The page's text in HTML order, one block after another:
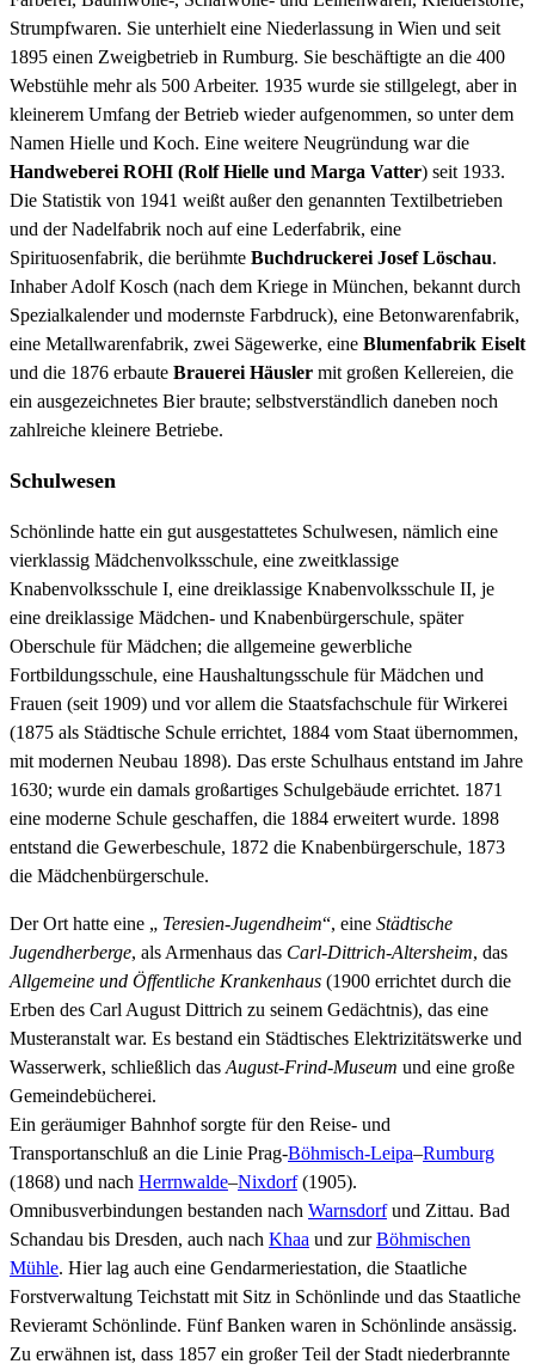
Strumpfwaren. Sie unterhielt eine Niederlassung in Wien und seit
1895 einen Zweigbetrieb in Rumburg. Sie beschäftigte an die 400
Webstühle mehr als 500 Arbeiter. 1935 wurde sie stillgelegt, aber in
kleinerem Umfang der Betrieb wieder aufgenommen, so unter dem
Namen Hielle und Koch. Eine weitere Neugründung war die
Handweberei ROHI (Rolf Hielle und Marga Vatter) seit 1933.
Die Statistik von 1941 weißt außer den genannten Textilbetrieben
und der Nadelfabrik noch auf eine Lederfabrik, eine
Spirituosenfabrik, die berühmte Buchdruckerei Josef Löschau.
Inhaber Adolf Kosch (nach dem Kriege in München, bekannt durch
Spezialkalender und modernste Farbdruck), eine Betonwarenfabrik,
eine Metallwarenfabrik, zwei Sägewerke, eine Blumenfabrik Eiselt
und die 1876 erbaute Brauerei Häusler mit großen Kellereien, die
ein ausgezeichnetes Bier braute; selbstverständlich daneben noch
zahlreiche kleinere Betriebe.
Schulwesen
Schönlinde hatte ein gut ausgestattetes Schulwesen, nämlich eine
vierklassig Mädchenvolksschule, eine zweitklassige
Knabenvolksschule I, eine dreiklassige Knabenvolksschule II, je
eine dreiklassige Mädchen- und Knabenbürgerschule, später
Oberschule für Mädchen; die allgemeine gewerbliche
Fortbildungsschule, eine Haushaltungsschule für Mädchen und
Frauen (seit 1909) und vor allem die Staatsfachschule für Wirkerei
(1875 als Städtische Schule errichtet, 1884 vom Staat übernommen,
mit modernen Neubau 1898). Das erste Schulhaus entstand im Jahre
1630; wurde ein damals großartiges Schulgebäude errichtet. 1871
eine moderne Schule geschaffen, die 1884 erweitert wurde. 1898
entstand die Gewerbeschule, 1872 die Knabenbürgerschule, 1873
die Mädchenbürgerschule.
Der Ort hatte eine „ Teresien-Jugendheim“, eine Städtische
Jugendherberge, als Armenhaus das Carl-Dittrich-Altersheim, das
Allgemeine und Öffentliche Krankenhaus (1900 errichtet durch die
Erben des Carl August Dittrich zu seinem Gedächtnis), das eine
Musteranstalt war. Es bestand ein Städtisches Elektrizitätswerke und
Wasserwerk, schließlich das August-Frind-Museum und eine große
Gemeindebücherei.
Ein geräumiger Bahnhof sorgte für den Reise- und
Transportanschluß an die Linie Prag-Böhmisch-Leipa–Rumburg
(1868) und nach Herrnwalde–Nixdorf(1905).
Omnibusverbindungen bestanden nach Warnsdorfund Zittau. Bad
Schandau bis Dresden, auch nach Khaa und zurBöhmischen
Mühle. Hier lag auch eine Gendarmeriestation, die Staatliche
Forstverwaltung Teichstatt mit Sitz in Schönlinde und das Staatliche
Revieramt Schönlinde. Fünf Banken waren in Schönlinde ansässig.
Zu erwähnen ist, dass 1857 ein großer Teil der Stadt niederbrannte